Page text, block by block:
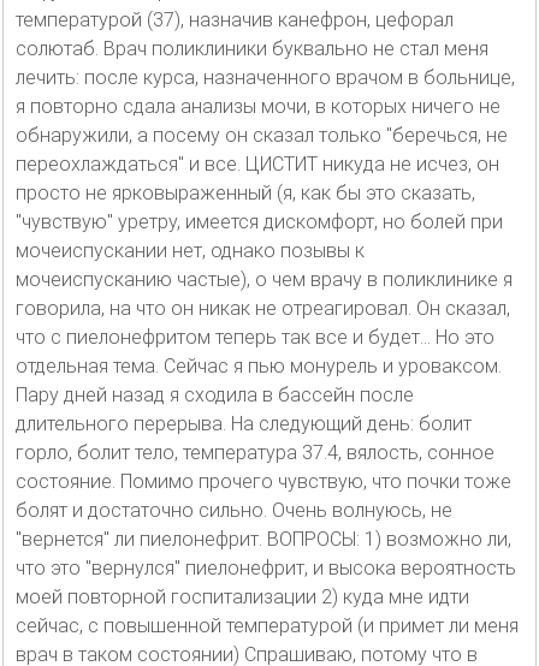
температурой (37), назначив канефрон, цефорал
солютаб. Врач поликлиники буквально не стал меня
лечить: после курса, назначенного врачом в больнице,
я повторно сдала анализы мочи, в которых ничего не
обнаружили, а посему он сказал только "беречься, не
переохлаждаться" и все. ЦИСТИТ никуда не исчез, он
просто не ярковыраженный (я, как бы это сказать,
"чувствую" уретру, имеется дискомфорт, но болей при
мочеиспускании нет, однако позывы к
мочеиспусканию частые), о чем врачу в поликлинике я
говорила, на что он никак не отреагировал. Он сказал,
что с пиелонефритом теперь так все и будет... Но это
отдельная тема. Сейчас я пью монурель и уроваксом.
Пару дней назад я сходила в бассейн после
длительного перерыва. На следующий день: болит
горло, болит тело, температура 37.4, вялость, сонное
состояние. Помимо прочего чувствую, что почки тоже
болят и достаточно сильно. Очень волнуюсь, не
"вернется" ли пиелонефрит. ВОПРОСЫ: 1) возможно ли,
что это "вернулся" пиелонефрит, и высока вероятность
моей повторной госпитализации 2) куда мне идти
сейчас, с повышенной температурой (и примет ли меня
врач в таком состоянии) Спрашиваю, потому что в